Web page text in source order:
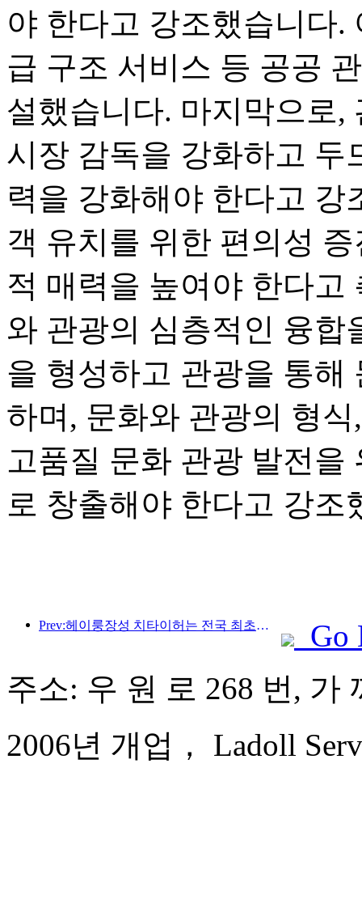
야 한다고 강조했습니다.
급 구조 서비스 등 공공
설했습니다. 마지막으로,
시장 감독을 강화하고 두
력을 강화해야 한다고 강
객 유치를 위한 편의성
적 매력을 높여야 한다고
와 관광의 심층적인 융합
을 형성하고 관광을 통해
하며, 문화와 관광의 형
고품질 문화 관광 발전
로 창출해야 한다고 강조
Prev:헤이룽장성 치타이허는 전국 최초로 빙설산업 조례를 발표해 AI와 빙설 스포츠의 융합을 장려했습니다.
Go
주소: 우 원 로 268 번, 가
2006년 개업， Ladoll